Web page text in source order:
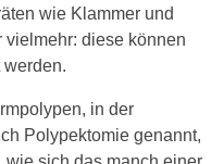
wie Klammer und
diese können
in der
Polypektomie genannt,